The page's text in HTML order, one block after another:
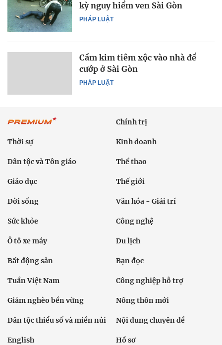
PHÁP LUẬT
kỳ nguy hiểm ven Sài Gòn
PHÁP LUẬT
Cầm kim tiêm xộc vào nhà để
cướp ở Sài Gòn
Chính trị
Thời sự Kinh doanh
Dân tộc và Tôn giáo Thể thao
Giáo dục Thế giới
Đời sống Văn hóa - Giải trí
Sức khỏe Công nghệ
Ô tô xe máy Du lịch
Bất động sản Bạn đọc
Tuần Việt Nam Công nghiệp hỗ trợ
Giảm nghèo bền vững Nông thôn mới
Dân tộc thiểu số và miền núi Nội dung chuyên đề
English Hồ sơ